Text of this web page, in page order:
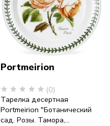
Portmeirion
(0)
Тарелка десертная
Portmeirion "Ботанический
сад. Розы. Тамора,...